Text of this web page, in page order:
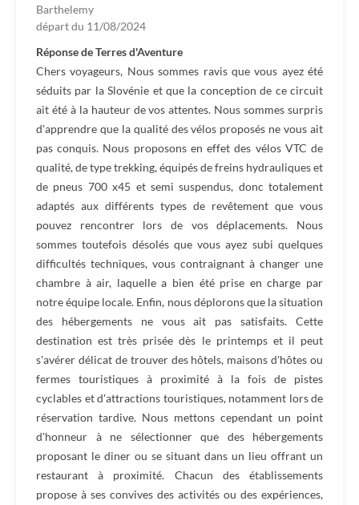
Barthelemy
départ du 11/08/2024
Réponse de Terres d'Aventure
Chers voyageurs, Nous sommes ravis que vous ayez été
séduits par la Slovénie et que la conception de ce circuit
ait été à la hauteur de vos attentes. Nous sommes surpris
d'apprendre que la qualité des vélos proposés ne vous ait
pas conquis. Nous proposons en effet des vélos VTC de
qualité, de type trekking, équipés de freins hydrauliques et
de pneus 700 x45 et semi suspendus, donc totalement
adaptés aux différents types de revêtement que vous
pouvez rencontrer lors de vos déplacements. Nous
sommes toutefois désolés que vous ayez subi quelques
difficultés techniques, vous contraignant à changer une
chambre à air, laquelle a bien été prise en charge par
notre équipe locale. Enfin, nous déplorons que la situation
des hébergements ne vous ait pas satisfaits. Cette
destination est très prisée dès le printemps et il peut
s'avérer délicat de trouver des hôtels, maisons d'hôtes ou
fermes touristiques à proximité à la fois de pistes
cyclables et d'attractions touristiques, notamment lors de
réservation tardive. Nous mettons cependant un point
d'honneur à ne sélectionner que des hébergements
proposant le diner ou se situant dans un lieu offrant un
restaurant à proximité. Chacun des établissements
propose à ses convives des activités ou des expériences,